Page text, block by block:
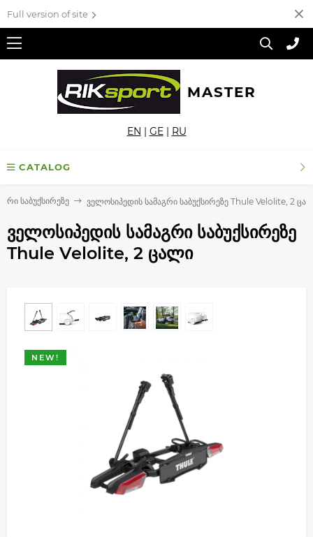
Full version of site
MASTER
EN | GE| RU
CATALOG
საბუქსირეზე ველოსიპედის სამაგრი საბუქსირეზე Thule Velolite, 2
ველოსიპედის სამაგრი საბუქსირეზე
Thule Velolite, 2 ცალი
NEW!